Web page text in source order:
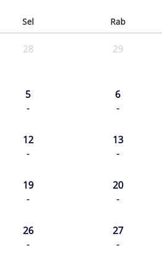
Sel Rab
28 29
5
-
6
-
12
-
13
-
19
-
20
-
26
-
27
-